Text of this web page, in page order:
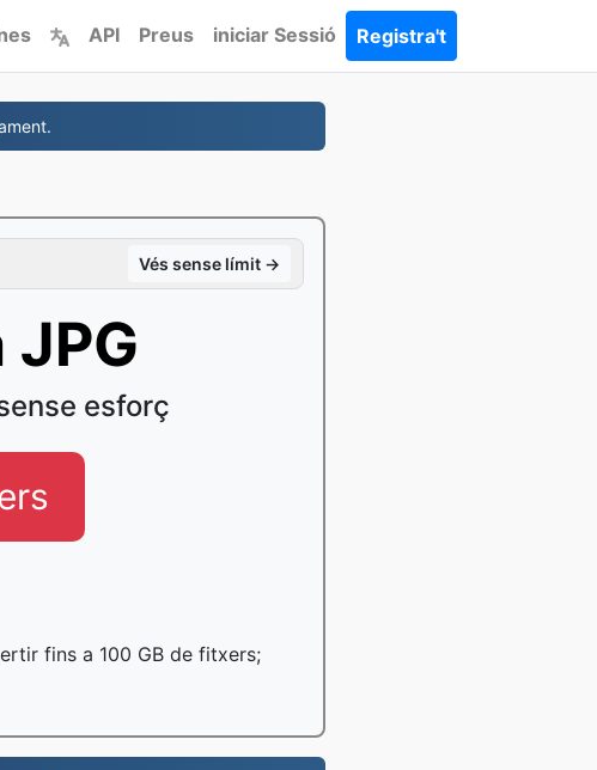
API Preus iniciar Sessió Registra't
Vés sense límit →
esforç
fins a 100 GB de fitxers;